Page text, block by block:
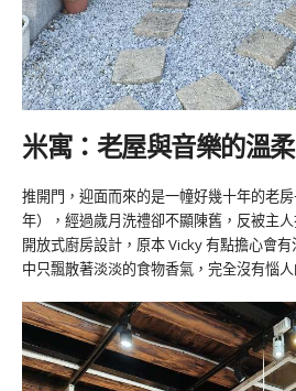
米寓：老屋與音樂的溫
推開門，迎面而來的是一幢好幾十年的老
年），經過歲月洗禮卻不顯陳舊，反被主
開放式廚房設計，原本 Vicky 有點擔心會
中只飄散著淡淡的食物香氣，完全沒有惱人